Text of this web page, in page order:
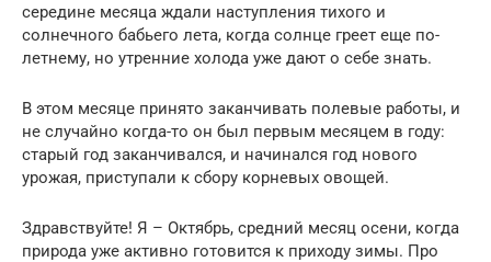
середине месяца ждали наступления тихого и
солнечного бабьего лета, когда солнце греет еще по-
летнему, но утренние холода уже дают о себе знать.
В этом месяце принято заканчивать полевые работы, и
не случайно когда-то он был первым месяцем в году:
старый год заканчивался, и начинался год нового
урожая, приступали к сбору корневых овощей.
Здравствуйте! Я – Октябрь, средний месяц осени, когда
природа уже активно готовится к приходу зимы. Про